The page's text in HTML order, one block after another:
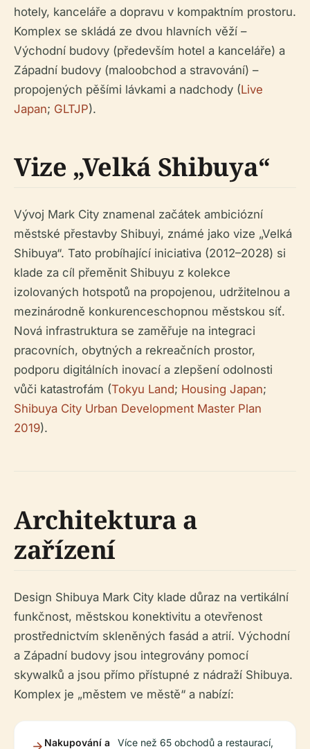
hotely, kanceláře a dopravu v kompaktním prostoru.
Komplex se skládá ze dvou hlavních věží –
Východní budovy (především hotel a kanceláře) a
Západní budovy (maloobchod a stravování) –
propojených pěšími lávkami a nadchody (Live
Japan; GLTJP).
Vize „Velká Shibuya“
Vývoj Mark City znamenal začátek ambiciózní
městské přestavby Shibuyi, známé jako vize „Velká
Shibuya“. Tato probíhající iniciativa (2012–2028) si
klade za cíl přeměnit Shibuyu z kolekce
izolovaných hotspotů na propojenou, udržitelnou a
mezinárodně konkurenceschopnou městskou síť.
Nová infrastruktura se zaměřuje na integraci
pracovních, obytných a rekreačních prostor,
podporu digitálních inovací a zlepšení odolnosti
vůči katastrofám (Tokyu Land; Housing Japan;
Shibuya City Urban Development Master Plan
2019).
Architektura a
zařízení
Design Shibuya Mark City klade důraz na vertikální
funkčnost, městskou konektivitu a otevřenost
prostřednictvím skleněných fasád a atrií. Východní
a Západní budovy jsou integrovány pomocí
skywalků a jsou přímo přístupné z nádraží Shibuya.
Komplex je „městem ve městě“ a nabízí:
Nakupování a
Více než 65 obchodů a restaurací,